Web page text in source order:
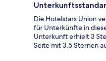
Die Hotelstars Union
für Unterkünfte in
Unterkunft erhielt 3
Seite mit 3,5 Sternen